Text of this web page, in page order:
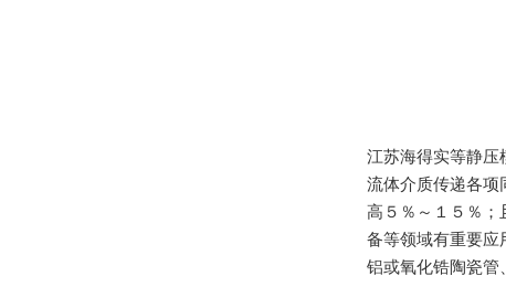
江苏海得实等静压
流体介质传递各项
高５％～１５％；
备等领域有重要应
铝或氧化锆陶瓷管